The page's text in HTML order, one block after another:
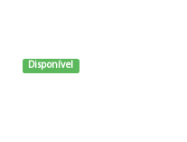
Disponível